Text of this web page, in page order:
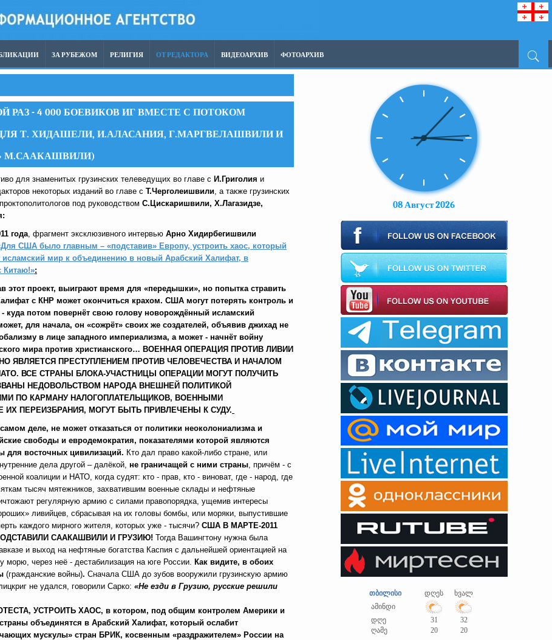
ЗА РУБЕЖОМ РЕЛИГИЯ ОТ РЕДАКТОРА ВИДЕОАРХИВ ФОТОАРХИВ
- 4 000 БОЕВИКОВ ИГ ВМЕСТЕ С ПОТОКОМ
Т. ХИДАШЕЛИ, И.АЛАСАНИЯ, Г.МАРГВЕЛАШВИЛИ И
М.СААКАШВИЛИ)
для знаменитых грузинских телеведущих во главе с И.Григолия и
некоторых изданий во главе с Т.Черголеишвили, а также грузинских
под руководством С.Цискаришвили, Х.Лагазидзе,
года, фрагмент эксклюзивного интервью Арно Хидирбегишвили
США было главным – «подставив» Европу, устроить хаос, который
исламский мир к объединению в новый Арабский Халифат, в
Китаю!»:
этот проект, выиграют время для «передышки», но попытка стравить
с КНР может окончиться крахом. США могут потерять контроль и
- куда потом повернёт свою голову новорождённый исламский
для начала, он «сожрёт» своих же создателей, объявив джихад не
в лице западного империализма, а может - начнёт войну
мира против христианского… ВОЕННАЯ ОПЕРАЦИЯ ПРОТИВ ЛИВИИ
ЯВЛЯЕТСЯ ПРЕСТУПЛЕНИЕМ ПРОТИВ ЧЕЛОВЕЧЕСТВА И НАЧАЛОМ
. ВСЕ СТРАНЫ БЛОКА-УЧАСТНИЦЫ ОПЕРАЦИИ МОГУТ ПОЛУЧИТЬ
НЕДОВОЛЬСТВОМ НАРОДА ВНЕШНЕЙ ПОЛИТИКОЙ
ПО КАРМАНУ НАЛОГОПЛАТЕЛЬЩИКОВ, ВОЕННЫМИ
ПЕРЕИЗБРАНИЯ, МОГУТ БЫТЬ ПРИВЛЕЧЕНЫ К СУДУ.
деле, не может отказаться от политики неоколониализма и
свободы и евродемократия, показателями которой являются
для восточных цивилизаций. Кто дал право какой-либо стране, или
дела другой – далёкой, не граничащей с ними страны, причём - с
коалиции и НАТО, когда судят: кто - прав, кто - виноват, где - народ, где
тысяч мятежников, захватившим военные склады и нефтяные
регулярную армию с силами правопорядка, ущемив интересы
ливийцев, сбрасывая на их головы бомбы, или моряки, выпустившие
каждого мирного жителя, которых уже - тысячи? США В МАРТЕ-2011
СААКАШВИЛИ И ГРУЗИЮ! Тогда Вашингтону нужна была
и выход на нефтяные богатства Каспия с дальнейшей ориентацией на
через неё - дестабилизация на юге России. Как видите, в обоих
(гражданские войны). Сначала США до зубов вооружили грузинскую армию
не удался, говорили Сарко: «Не езди в Грузию, русские решили
УСТРОИТЬ ХАОС, в котором, под общим контролем Америки и
объединятся в Арабский Халифат, который ослабит
мускулы» стран БРИК, косвенным «раздражителем» России на
08 Август 2026
თბილისი დღეს
ხვალ
ამინდი
დღე
31
32
ღამე
20 20